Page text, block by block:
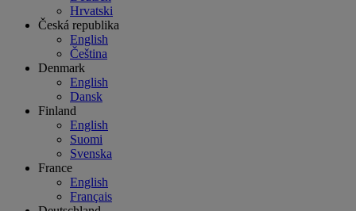
Hrvatski
Česká republika
English
Čeština
Denmark
English
Dansk
Finland
English
Suomi
Svenska
France
English
Français